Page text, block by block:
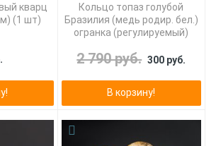
кварц
(1 шт)
Кольцо топаз голубой
Бразилия (медь родир. бел.)
огранка (регулируемый)
2 790 руб. 300 руб.
В корзину!